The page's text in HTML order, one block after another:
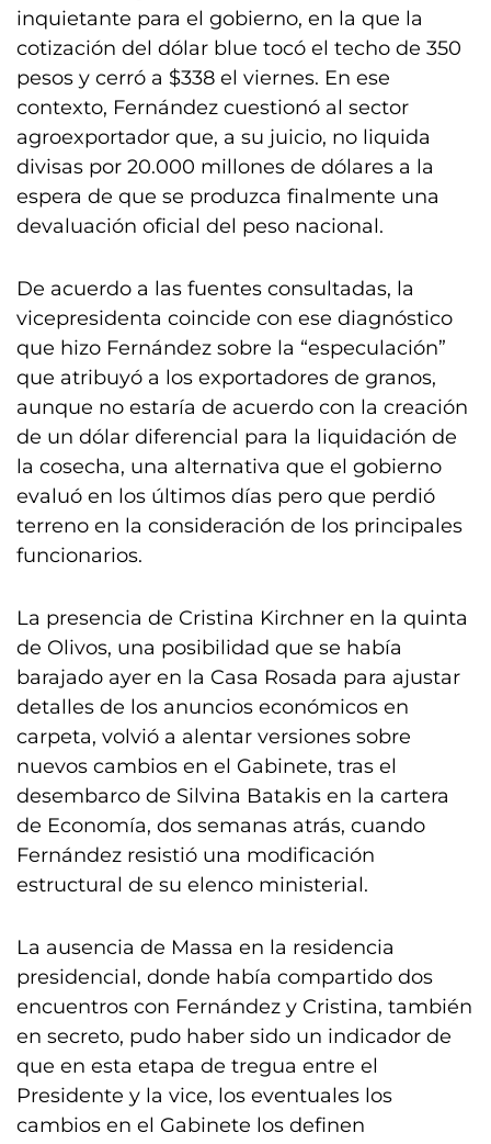
inquietante para el gobierno, en la que la
cotización del dólar blue tocó el techo de 350
pesos y cerró a $338 el viernes. En ese
contexto, Fernández cuestionó al sector
agroexportador que, a su juicio, no liquida
divisas por 20.000 millones de dólares a la
espera de que se produzca finalmente una
devaluación oficial del peso nacional.
De acuerdo a las fuentes consultadas, la
vicepresidenta coincide con ese diagnóstico
que hizo Fernández sobre la “especulación”
que atribuyó a los exportadores de granos,
aunque no estaría de acuerdo con la creación
de un dólar diferencial para la liquidación de
la cosecha, una alternativa que el gobierno
evaluó en los últimos días pero que perdió
terreno en la consideración de los principales
funcionarios.
La presencia de Cristina Kirchner en la quinta
de Olivos, una posibilidad que se había
barajado ayer en la Casa Rosada para ajustar
detalles de los anuncios económicos en
carpeta, volvió a alentar versiones sobre
nuevos cambios en el Gabinete, tras el
desembarco de Silvina Batakis en la cartera
de Economía, dos semanas atrás, cuando
Fernández resistió una modificación
estructural de su elenco ministerial.
La ausencia de Massa en la residencia
presidencial, donde había compartido dos
encuentros con Fernández y Cristina, también
en secreto, pudo haber sido un indicador de
que en esta etapa de tregua entre el
Presidente y la vice, los eventuales los
cambios en el Gabinete los definen